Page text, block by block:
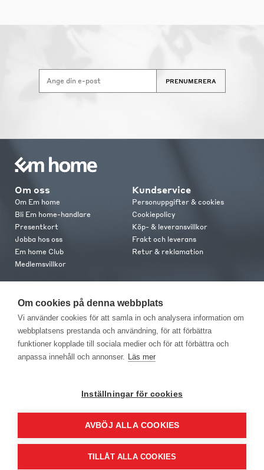
PRENUMERERA
Om oss
Om Em home
Bli Em home-handlare
Presentkort
Jobba hos oss
Em home Club
Medlemsvillkor
Kundservice
Personuppgifter & cookies
Cookiepolicy
Köp- & leveransvillkor
Frakt och leverans
Retur & reklamation
Kontakta oss
Butiker
Press
EM Home Möbler AB, Meteorologvägen 10, Telefon: 010-499 25 00,
E-post info@emhome.se
Om cookies på denna webbplats
Vi använder cookies för att samla in och analysera information om
webbplatsens prestanda och användning, för att förbättra
funktioner kopplade till sociala medier och för att förbättra och
anpassa innehåll och annonser. Läs mer
Inställningar för cookies
AVBÖJ ALLA COOKIES
TILLÅT ALLA COOKIES